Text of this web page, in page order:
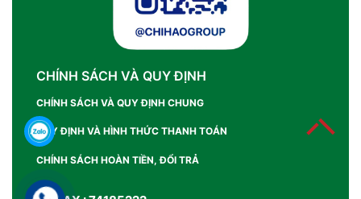
CHÍNH SÁCH VÀ QUY ĐỊNH
CHÍNH SÁCH VÀ QUY ĐỊNH CHUNG
QUY ĐỊNH VÀ HÌNH THỨC THANH TOÁN
CHÍNH SÁCH HOÀN TIỀN, ĐỔI TRẢ